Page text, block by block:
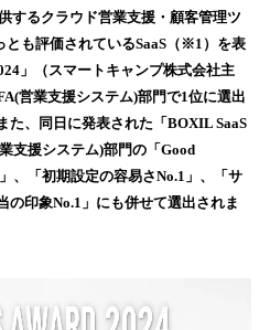
するクラウド営業支援・顧客管理ツ
とも評価されているSaaS（※1）を表
」（スマートキャンプ株式会社主
営業支援システム)部門で1位に選出
た、同日に発表された「BOXIL SaaS
支援システム)部門の「Good
、「初期設定の容易さNo.1」、「サ
の印象No.1」にも併せて選出されま